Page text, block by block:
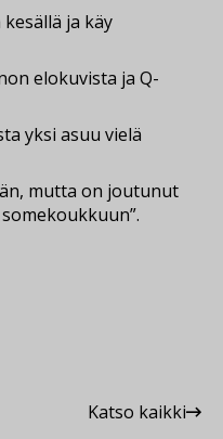
ja käy
elokuvista ja Q-
yksi asuu vielä
mutta on joutunut
Katso kaikki